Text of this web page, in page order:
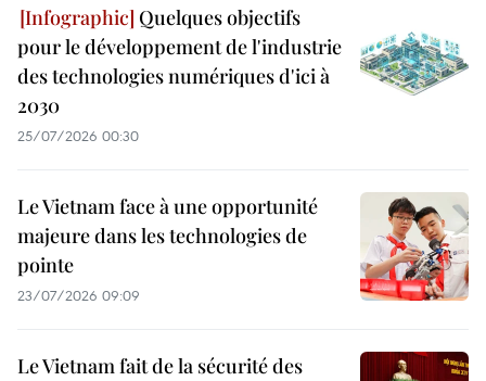
Quelques objectifs
pour le développement de l'industrie
des technologies numériques d'ici à
2030
25/07/2026 00:30
Le Vietnam face à une opportunité
majeure dans les technologies de
pointe
23/07/2026 09:09
Le Vietnam fait de la sécurité des